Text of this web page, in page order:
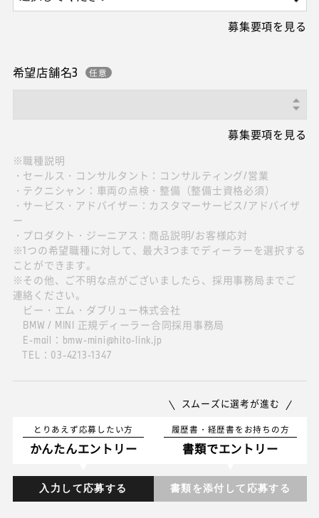
募集要項を見る
希望店舗名3
募集要項を見る
※職種説明
・セールス・コンサルタント：コンサルティング/営業
・テクニシャン：車両の点検・整備（整備士資格必須）
・サービス・アドバイザー：カスタマーサービス/アドバイザ
ー
・プロダクト・ジーニアス：商品説明/お客様応対
※1つの希望職種に対して、最大3つまでディーラーを選択する
ことができます。
※その他、ご不明な点がございましたら、採用事務局までご
連絡ください。
ビー・エム・ダブリュー株式会社
BMW / MINI 正規ディーラー合同採用事務局
E-mail：bmw-mini@hito-link.jp
TEL：03-4213-1347
とりあえず応募したい方
かんたんエントリー
入力して応募する
スムーズに選考が進む
履歴書・経歴書をお持ちの方
書類でエントリー
書類を添付して応募する